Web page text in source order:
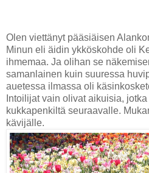
Olen viettänyt pääsiäisen
Minun eli äidin ykköskohde oli
ihmemaa. Ja olihan se
samanlainen kuin suuressa
auetessa ilmassa oli
Intoilijat vain olivat aikuisia,
kukkapenkiltä seuraavalle.
kävijälle.